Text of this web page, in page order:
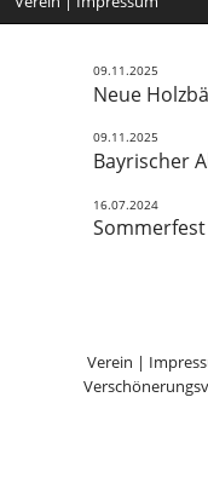
09.11.2025
Neue
09.11.2025
Bayrischer
16.07.2024
Verein |